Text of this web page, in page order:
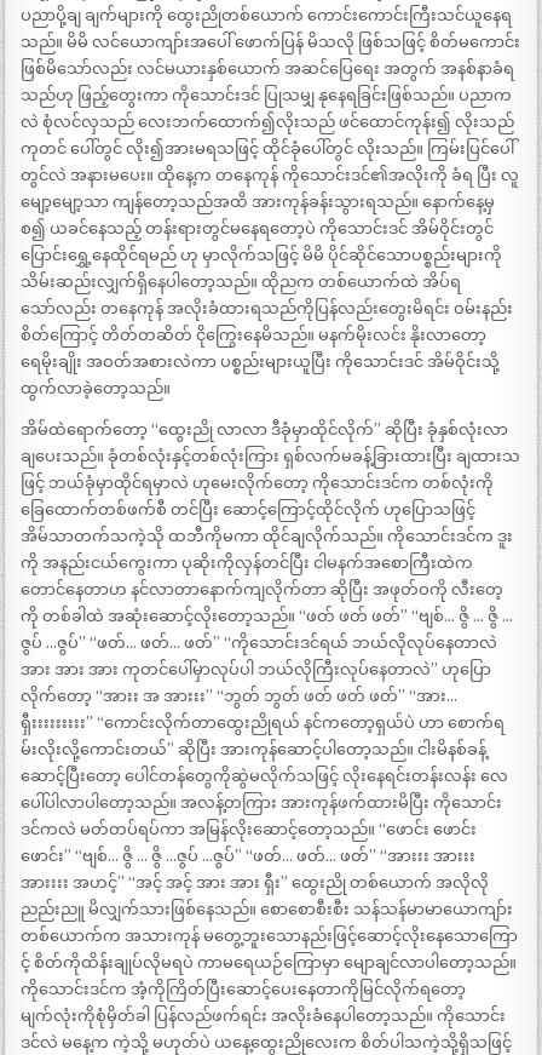
ပညာပို့ချ ချက်များကို ထွေးညိုတစ်ယောက် ကောင်းကောင်းကြီးသင်ယူနေရ
သည်။ မိမိ လင်ယောကျာ်းအပေါ် ဖောက်ပြန် မိသလို ဖြစ်သဖြင့် စိတ်မကောင်း
ဖြစ်မိသော်လည်း လင်မယားနှစ်ယောက် အဆင်ပြေရေး အတွက် အနစ်နာခံရ
သည်ဟု ဖြည့်တွေးကာ ကိုသောင်းဒင် ပြုသမျှ နုနေရခြင်းဖြစ်သည်။ ပညာက
လဲ စုံလင်လှသည် လေးဘက်ထောက်၍လိုးသည် ဖင်ထောင်ကုန်း၍ လိုးသည်
ကုတင် ပေါ်တွင် လိုး၍အားမရသဖြင့် ထိုင်ခုံပေါ်တွင် လိုးသည်။ ကြမ်းပြင်ပေါ်
တွင်လဲ အနားမပေး။ ထိုနေ့က တနေကုန် ကိုသောင်းဒင်၏အလိုးကို ခံရ ပြီး လူ
မျော့မျော့သာ ကျန်တော့သည်အထိ အားကုန်ခန်းသွားရသည်။ နောက်နေ့မှ
စ၍ ယခင်နေသည့် တန်းရားတွင်မနေရတော့ပဲ ကိုသောင်းဒင် အိမ်ဝိုင်းတွင်
ပြောင်းရွှေ့နေထိုင်ရမည် ဟု မှာလိုက်သဖြင့် မိမိ ပိုင်ဆိုင်သောပစ္စည်းများကို
သိမ်းဆည်းလျှက်ရှိနေပါတော့သည်။ ထိုညက တစ်ယောက်ထဲ အိပ်ရ
သော်လည်း တနေကုန် အလိုးခံထားရသည်ကိုပြန်လည်းတွေးမိရင်း ဝမ်းနည်း
စိတ်ကြောင့် တိတ်တဆိတ် ငိုကြွေးနေမိသည်။ မနက်မိုးလင်း နိုးလာတော့
ရေမိုးချိုး အဝတ်အစားလဲကာ ပစ္စည်းများယူပြီး ကိုသောင်းဒင် အိမ်ဝိုင်းသို့
ထွက်လာခဲ့တော့သည်။
အိမ်ထဲရောက်တော့ “ထွေးညို လာလာ ဒီခုံမှာထိုင်လိုက်” ဆိုပြီး ခုံနှစ်လုံးလာ
ချပေးသည်။ ခုံတစ်လုံးနှင့်တစ်လုံးကြား ရှစ်လက်မခန့်ခြားထားပြီး ချထားသ
ဖြင့် ဘယ်ခုံမှာထိုင်ရမှာလဲ ဟုမေးလိုက်တော့ ကိုသောင်းဒင်က တစ်လုံးကို
ခြေထောက်တစ်ဖက်စီ တင်ပြီး ဆောင့်ကြောင့်ထိုင်လိုက် ဟုပြောသဖြင့်
အိမ်သာတက်သကဲ့သို ထဘီကိုမကာ ထိုင်ချလိုက်သည်။ ကိုသောင်းဒင်က ဒူး
ကို အနည်းငယ်ကွေးကာ ပုဆိုးကိုလှန်တင်ပြီး ငါမနက်အစောကြီးထဲက
တောင်နေတာဟ နင်လာတာနောက်ကျလိုက်တာ ဆိုပြီး အဖုတ်ဝကို လီးတေ့
ကို တစ်ခါထဲ အဆုံးဆောင့်လိုးတော့သည်။ “ဖတ် ဖတ် ဖတ်” “ဗျစ်… ဇွိ … ဇွိ …
ဇွပ် …ဇွပ်” “ဖတ်… ဖတ်… ဖတ်” “ကိုသောင်းဒင်ရယ် ဘယ်လိုလုပ်နေတာလဲ
အား အား အား ကုတင်ပေါ်မှာလုပ်ပါ ဘယ်လိုကြီးလုပ်နေတာလဲ” ဟုပြော
လိုက်တော့ “အားး အ အားးး” “ဘွတ် ဘွတ် ဖတ် ဖတ် ဖတ်” “အား…
ရှီးးးးးးးးး” “ကောင်းလိုက်တာထွေးညိုရယ် နင်ကတော့ရှယ်ပဲ ဟာ စောက်ရ
မ်းလိုးလို့ကောင်းတယ်” ဆိုပြီး အားကုန်ဆောင့်ပါတော့သည်။ ငါးမိနစ်ခန့်
ဆောင့်ပြီးတော့ ပေါင်တန်တွေကိုဆွဲမလိုက်သဖြင့် လိုးနေရင်းတန်းလန်း လေ
ပေါ်ပါလာပါတော့သည်။ အလန့်တကြား အားကုန်ဖက်ထားမိပြီး ကိုသောင်း
ဒင်ကလဲ မတ်တပ်ရပ်ကာ အမြန်လိုးဆောင့်တော့သည်။ “ဖောင်း ဖောင်း
ဖောင်း” “ဗျစ်… ဇွိ … ဇွိ …ဇွပ် …ဇွပ်” “ဖတ်… ဖတ်… ဖတ်” “အားးး အားးး
အားးးး အဟင့်” “အင့် အင့် အား အား ရှီး” ထွေးညို တစ်ယောက် အလိုလို
ညည်းညူ မိလျှက်သားဖြစ်နေသည်။ စောစောစီးစီး သန်သန်မာမာယောကျာ်း
တစ်ယောက်က အသားကုန် မတွေ့ဘူးသောနည်းဖြင့်ဆောင့်လိုးနေသောကြော
င့် စိတ်ကိုထိန်းချုပ်လိုမရပဲ ကာမရေယဉ်ကြောမှာ မျောချင်လာပါတော့သည်။
ကိုသောင်းဒင်က အံ့ကိုကြိတ်ပြီးဆောင့်ပေးနေတာကိုမြင်လိုက်ရတော့
မျက်လုံးကိုစုံမှိတ်ခါ ပြန်လည်ဖက်ရင်း အလိုးခံနေပါတော့သည်။ ကိုသောင်း
ဒင်လဲ မနေ့က ကဲ့သို့ မဟုတ်ပဲ ယနေ့ထွေးညိုလေးက စိတ်ပါသကဲ့သို့ရှိသဖြင့်